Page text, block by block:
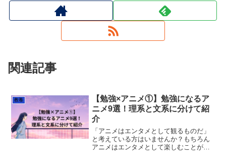
関連記事
教養
【勉強×アニメ①】勉強になるア
ニメ9選！理系と文系に分けて紹
介
「アニメはエンタメとして観るものだ」
と考えている方はいませんか？もちろん
アニメはエンタメとして楽しむことが第